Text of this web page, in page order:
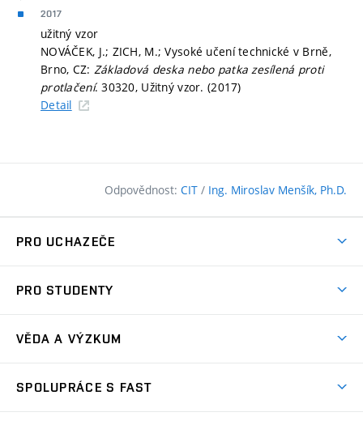
2017
užitný vzor
NOVÁČEK, J.; ZICH, M.; Vysoké učení technické v Brně,
Brno, CZ: Základová deska nebo patka zesílená proti
protlačení. 30320, Užitný vzor. (2017)
Detail
Odpovědnost: CIT / Ing. Miroslav Menšík, Ph.D.
PRO UCHAZEČE
Přijímačky
Ambasadoři pro prváky(externí
PRO STUDENTY
Předměty
VĚDA A VÝZKUM
SPOLUPRÁCE S FAST